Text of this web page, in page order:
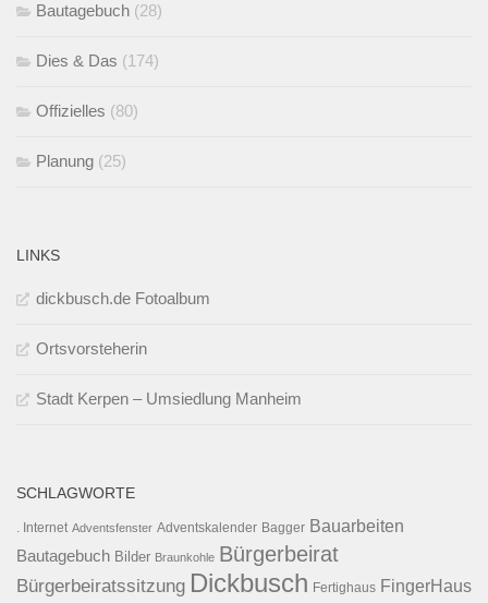
Bautagebuch (28)
Dies & Das (174)
Offizielles (80)
Planung (25)
LINKS
dickbusch.de Fotoalbum
Ortsvorsteherin
Stadt Kerpen – Umsiedlung Manheim
SCHLAGWORTE
. Internet Adventsfenster Adventskalender Bagger Bauarbeiten
Bautagebuch Bilder Braunkohle Bürgerbeirat
Bürgerbeiratssitzung Dickbusch Fertighaus FingerHaus